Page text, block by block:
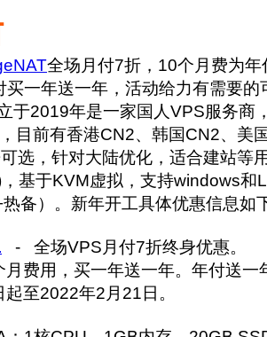
全场月付7折，10个月费为
买一年送一年，活动给力有需要的
于2019年是一家国人VPS服务商
目前有香港CN2、韩国CN2、美
选，针对大陆优化，适合建站等
基于KVM虚拟，支持windows和
备）。新年开工具体优惠信息如
- 全场VPS月付7折终身优惠。
月费用，买一年送一年。年付送一
至2022年2月21日。